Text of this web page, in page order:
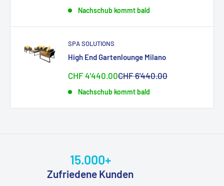
Nachschub kommt bald
SPA SOLUTIONS
High End Gartenlounge Milano
Sonderpreis
CHF 4'440.00Normalpreis
CHF 6'440.00
Nachschub kommt bald
15.000+
Zufriedene Kunden